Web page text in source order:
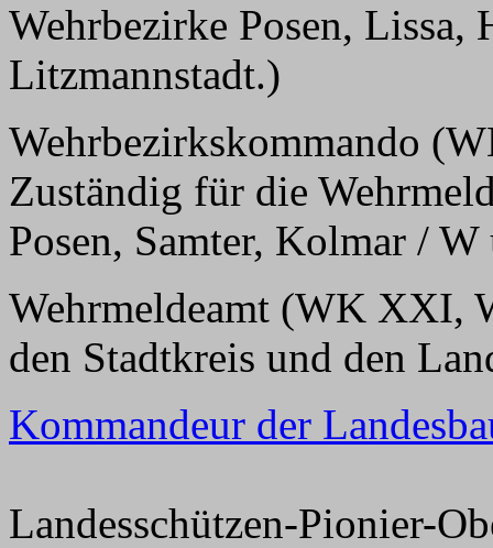
Wehrbezirke Posen, Lissa,
Litzmannstadt.)
Wehrbezirkskommando
Zuständig für die
Posen, Samter, Kolmar /
Wehrmeldeamt (WK XXI,
den Stadtkreis und den
Kommandeur der
Landesschützen-Pionier-